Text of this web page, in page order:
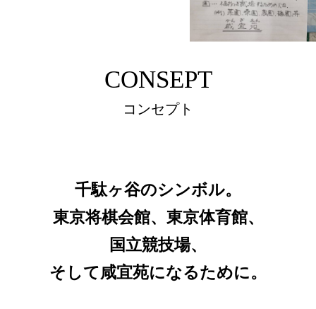
CONSEPT
コンセプト
千駄ヶ谷のシンボル。
東京将棋会館、東京体育館、
国立競技場、
そして咸宜苑になるために。